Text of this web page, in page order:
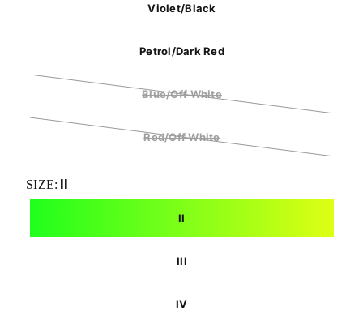
Violet/Black
Petrol/Dark Red
Blue/Off White
Red/Off White
SIZE: II
II
III
IV